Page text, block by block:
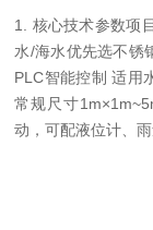
1. 核心技术参数项
水/海水优先选不锈
PLC智能控制 适用
常规尺寸
动，可配液位计、